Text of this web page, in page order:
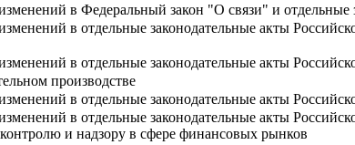
в Федеральный закон "О связи" и отдельные
в отдельные законодательные акты
в отдельные законодательные акты
производстве
в отдельные законодательные акты
в отдельные законодательные акты
и надзору в сфере финансовых рынков